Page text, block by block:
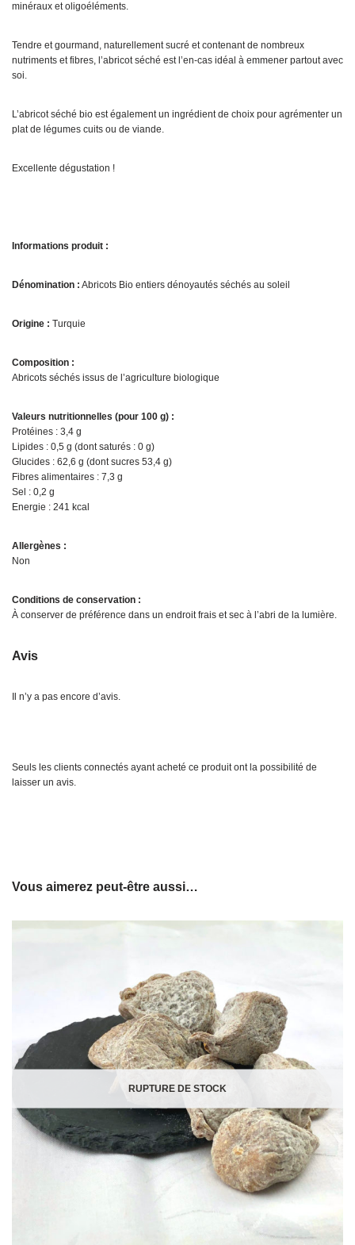
minéraux et oligoéléments.
Tendre et gourmand, naturellement sucré et contenant de nombreux
nutriments et fibres, l’abricot séché est l’en-cas idéal à emmener partout avec
soi.
L’abricot séché bio est également un ingrédient de choix pour agrémenter un
plat de légumes cuits ou de viande.
Excellente dégustation !
Informations produit :
Dénomination : Abricots Bio entiers dénoyautés séchés au soleil
Origine : Turquie
Composition :
Abricots séchés issus de l’agriculture biologique
Valeurs nutritionnelles (pour 100 g) :
Protéines : 3,4 g
Lipides : 0,5 g (dont saturés : 0 g)
Glucides : 62,6 g (dont sucres 53,4 g)
Fibres alimentaires : 7,3 g
Sel : 0,2 g
Energie : 241 kcal
Allergènes :
Non
Conditions de conservation :
À conserver de préférence dans un endroit frais et sec à l’abri de la lumière.
Avis
Il n’y a pas encore d’avis.
Seuls les clients connectés ayant acheté ce produit ont la possibilité de
laisser un avis.
Vous aimerez peut-être aussi…
RUPTURE DE STOCK